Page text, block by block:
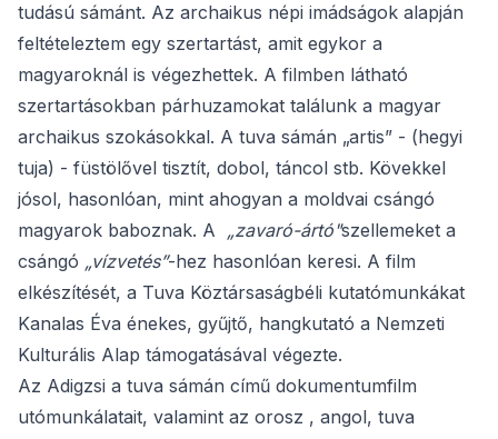
tudású sámánt. Az archaikus népi imádságok alapján
feltételeztem egy szertartást, amit egykor a
magyaroknál is végezhettek. A filmben látható
szertartásokban párhuzamokat találunk a magyar
archaikus szokásokkal. A tuva sámán „artis” - (hegyi
tuja) - füstölővel tisztít, dobol, táncol stb. Kövekkel
jósol, hasonlóan, mint ahogyan a moldvai csángó
magyarok baboznak. A „zavaró-ártó"szellemeket a
csángó „vízvetés”-hez hasonlóan keresi. A film
elkészítését, a Tuva Köztársaságbéli kutatómunkákat
Kanalas Éva énekes, gyűjtő, hangkutató a Nemzeti
Kulturális Alap támogatásával végezte.
Az Adigzsi a tuva sámán című dokumentumfilm
utómunkálatait, valamint az orosz , angol, tuva